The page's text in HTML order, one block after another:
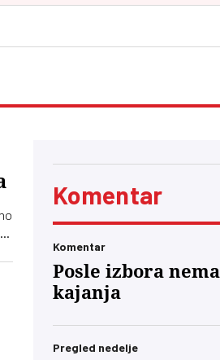
Komentar
Komentar
Posle izbora nema
kajanja
Pregled nedelje